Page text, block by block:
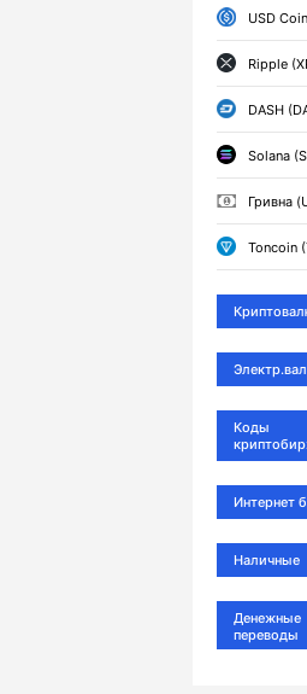
USD
Ripple
DASH
Solana
Гривна
Toncoin
Коды
Интернет
Наличные
Денежные
переводы